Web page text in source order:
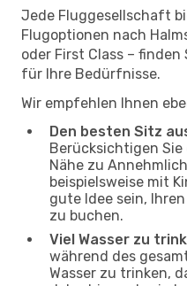
Jede Fluggesellschaft
Flugoptionen nach
oder First Class – finden
für Ihre Bedürfnisse.
Wir empfehlen Ihnen
Den besten Sitz
Berücksichtigen
Nähe zu
beispielsweise mit
gute Idee sein,
zu buchen.
Viel Wasser zu
während des
Wasser zu trinken,